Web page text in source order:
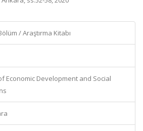
/ Araştırma Kitabı
Economic Development and Social